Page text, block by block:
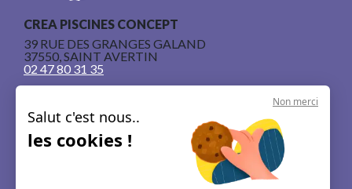
CREA PISCINES CONCEPT
39 RUE DES GRANGES GALAND
37550, SAINT AVERTIN
02 47 80 31 35
Non merci
Salut c'est nous..
les cookies !